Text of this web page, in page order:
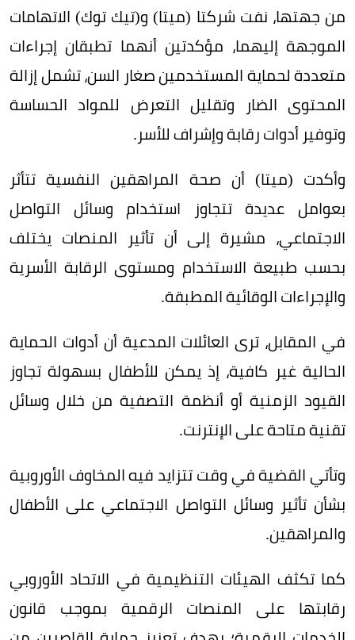
من جهتها، نفت شركتا (ميتا) و(تيك توك) الاتهامات
الموجهة إليهما، مؤكدتين أنهما تطبقان إجراءات
متعددة لحماية المستخدمين صغار السن، تشمل إزالة
المحتوى الضار وتقليل التعرض للمواد الحساسة
وتوفير أدوات رقابة وإشراف للأسر.
وأكدت (ميتا) أن صحة المراهقين النفسية تتأثر
بعوامل عديدة تتجاوز استخدام وسائل التواصل
الاجتماعي، مشيرة إلى أن تأثير المنصات يختلف
بحسب طبيعة الاستخدام ومستوى الرقابة الأسرية
والإجراءات الوقائية المطبقة.
في المقابل، ترى العائلات المدعية أن أدوات الحماية
الحالية غير كافية، إذ يمكن للأطفال بسهولة تجاوز
القيود الزمنية أو أنظمة التصفية من خلال وسائل
تقنية متاحة على الإنترنت.
وتأتي القضية في وقت تتزايد فيه المخاوف الأوروبية
بشأن تأثير وسائل التواصل الاجتماعي على الأطفال
والمراهقين.
كما تكثف الهيئات التنظيمية في الاتحاد الأوروبي
رقابتها على المنصات الرقمية بموجب قانون